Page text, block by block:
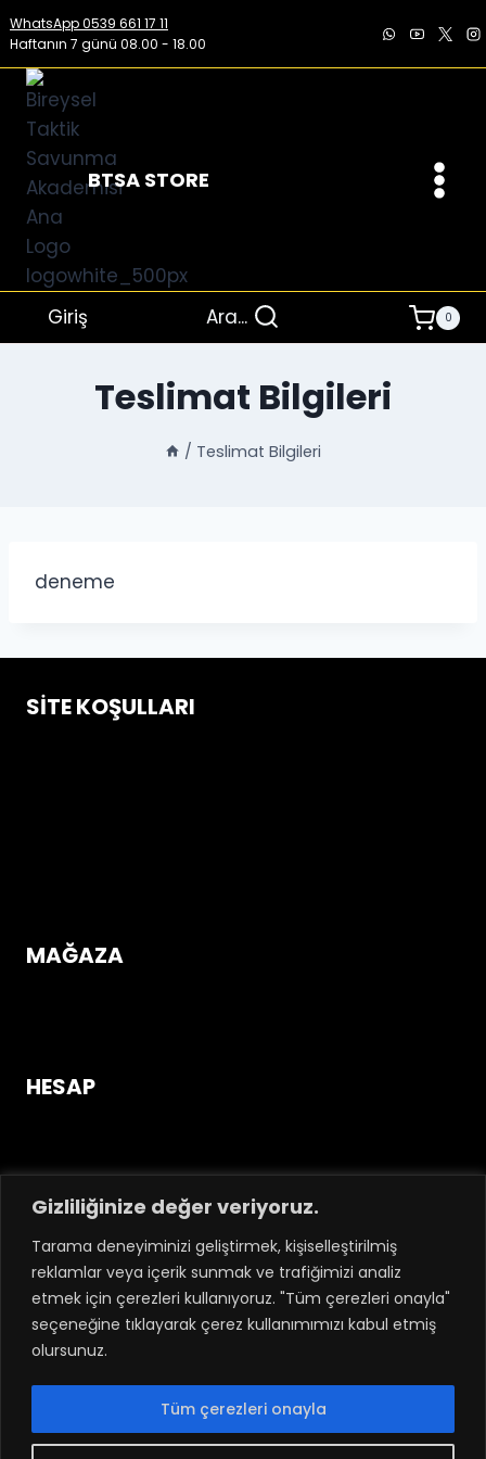
Gizliliğinize değer veriyoruz.
Tarama deneyiminizi geliştirmek, kişiselleştirilmiş
reklamlar veya içerik sunmak ve trafiğimizi analiz
etmek için çerezleri kullanıyoruz. "Tüm çerezleri onayla"
seçeneğine tıklayarak çerez kullanımımızı kabul etmiş
olursunuz.
Tüm çerezleri onayla
İçeriğe
geç
WhatsApp 0539 661 17 11
Haftanın 7 günü 08.00 - 18.00
BTSA STORE
Giriş Ara... 0
Teslimat Bilgileri
/ Teslimat Bilgileri
deneme
SITE KOŞULLARI
MAĞAZA
HESAP
Sipariş Takip
Hakkımızda
İletişim
GÜVENLI ÖDEME